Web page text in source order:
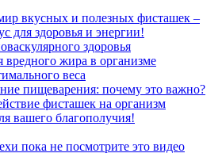
вкусных и полезных фисташек –
для здоровья и энергии!
здоровья
жира в организме
веса
пищеварения: почему это важно?
фисташек на организм
вашего благополучия!
пока не посмотрите это видео